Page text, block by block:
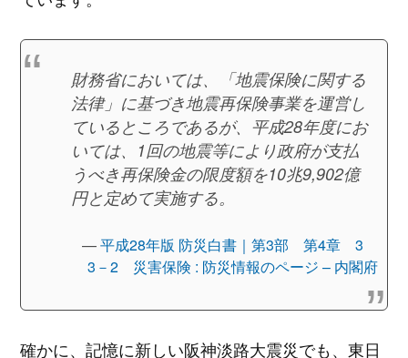
財務省においては、「地震保険に関する
法律」に基づき地震再保険事業を運営し
ているところであるが、平成28年度にお
いては、1回の地震等により政府が支払
うべき再保険金の限度額を10兆9,902億
円と定めて実施する。
平成28年版 防災白書｜第3部 第4章 3
3－2 災害保険 : 防災情報のページ – 内閣府
確かに、記憶に新しい阪神淡路大震災でも、東日